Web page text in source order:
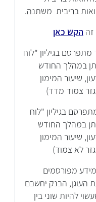
בריבית משתנה.
זה הקש כאן
בגיליון "לוח
במהלך החודש
שיעור המימון
בגיליון "לוח
במהלך החודש
שיעור המימון
מפורסמים
העוגן, הבנק יחשבם
להיות שוני בין